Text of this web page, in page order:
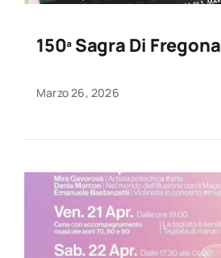
150ª Sagra Di Fregona
Marzo 26, 2026